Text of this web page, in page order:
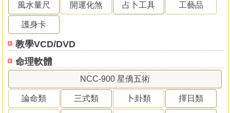
風水量尺 開運化煞 占卜工具 工藝品
護身卡
教學VCD/DVD
命理軟體
NCC-900 星僑五術
論命類 三式類 卜卦類 擇日類